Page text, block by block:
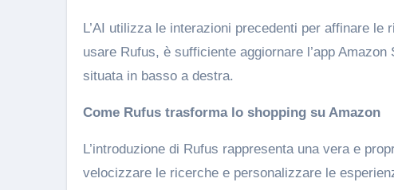
L’AI utilizza le interazioni precedenti per affinare
usare Rufus, è sufficiente aggiornare l’app
situata in basso a destra.
Come Rufus trasforma lo shopping su Amazon
L’introduzione di Rufus rappresenta una vera e
velocizzare le ricerche e personalizzare le